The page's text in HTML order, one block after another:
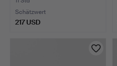
Schätzwert
217 USD